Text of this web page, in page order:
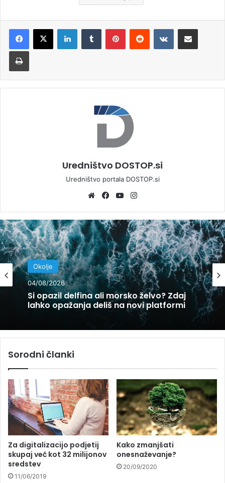
Uredništvo DOSTOP.si
Uredništvo portala DOSTOP.si
We
te
Fa
bo
ok
Yo
ub
e
ra
m
Okolje
04/08/2026
Si opazil delfina ali morsko želvo? Zdaj
lahko opažanja deliš na novi platformi
Okolje
31/07/2026
Iz pisarne v Piranske soline: kako nastaja
ena najbolj prepoznavnih slovenskih
dobrot?
Sorodni članki
Za digitalizacijo podjetij
skupaj več kot 32 milijonov
sredstev
11/06/2019
Kako zmanjšati
onesnaževanje?
20/09/2020